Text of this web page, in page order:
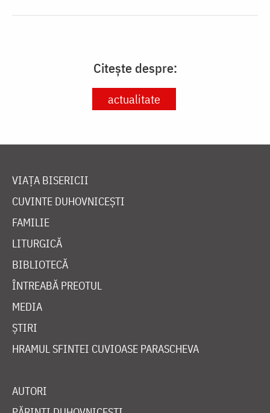
Citește despre:
actualitate
VIAȚA BISERICII
CUVINTE DUHOVNICEȘTI
FAMILIE
LITURGICĂ
BIBLIOTECĂ
ÎNTREABĂ PREOTUL
MEDIA
ȘTIRI
HRAMUL SFINTEI CUVIOASE PARASCHEVA
AUTORI